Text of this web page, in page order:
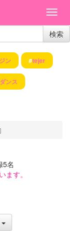
検索
ン #tejer
ンス
5名
す。